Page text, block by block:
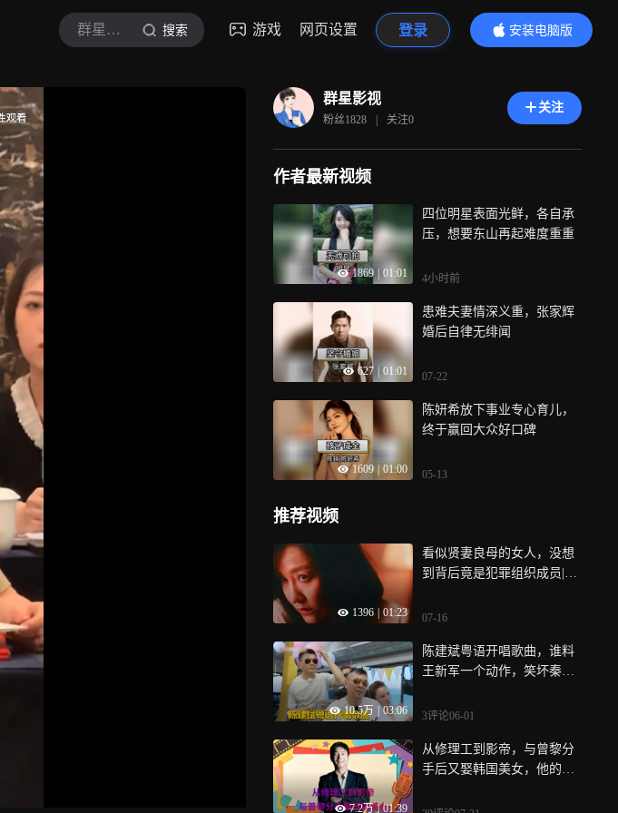
群星影视 搜索 游戏 网页设置 登录
安装电脑版
内容更精彩
群星影视
粉丝1828 | 关注0
关注
作者最新视频
1869 01:01
四位明星表面光鲜，各自承
压，想要东山再起难度重重
4小时前
627 01:01
患难夫妻情深义重，张家辉
婚后自律无绯闻
07-22
1609 01:00
陈妍希放下事业专心育儿，
终于赢回大众好口碑
05-13
推荐视频
1396 01:23
看似贤妻良母的女人，没想
到背后竟是犯罪组织成员|猎
07-16
10.5万 03:06
陈建斌粤语开唱歌曲，谁料
王新军一个动作，笑坏秦海
3评论06-01
7.2万 | 01:39
从修理工到影帝，与曾黎分
手后又娶韩国美女，他的魅